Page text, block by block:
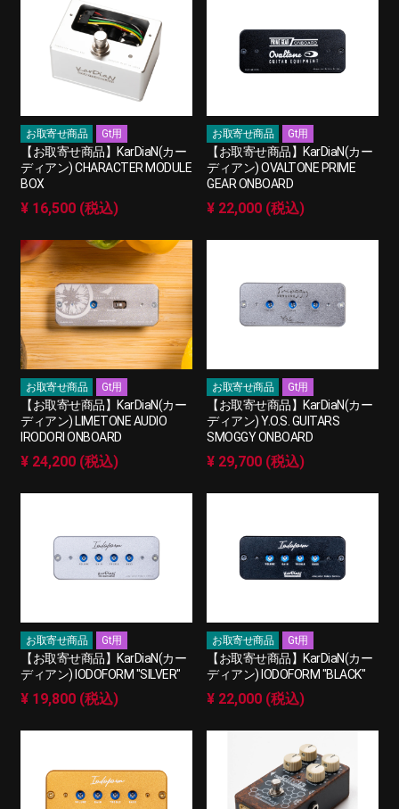
お取寄せ商品 Gt用
【お取寄せ商品】KarDiaN(カー
ディアン) CHARACTER MODULE
BOX
¥ 16,500 (税込)
お取寄せ商品 Gt用
【お取寄せ商品】KarDiaN(カー
ディアン) OVALTONE PRIME
GEAR ONBOARD
¥ 22,000 (税込)
お取寄せ商品 Gt用
【お取寄せ商品】KarDiaN(カー
ディアン) LIMETONE AUDIO
IRODORI ONBOARD
¥ 24,200 (税込)
お取寄せ商品 Gt用
【お取寄せ商品】KarDiaN(カー
ディアン) Y.O.S. GUITARS
SMOGGY ONBOARD
¥ 29,700 (税込)
お取寄せ商品 Gt用
【お取寄せ商品】KarDiaN(カー
ディアン) IODOFORM "SILVER"
¥ 19,800 (税込)
お取寄せ商品 Gt用
【お取寄せ商品】KarDiaN(カー
ディアン) IODOFORM "BLACK"
¥ 22,000 (税込)